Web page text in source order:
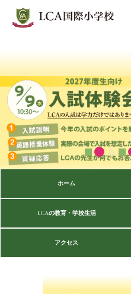
ホーム
LCAの教育・学校生活
アクセス